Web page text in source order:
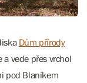
Dům přírody
vede přes vrchol
pod Blaníkem